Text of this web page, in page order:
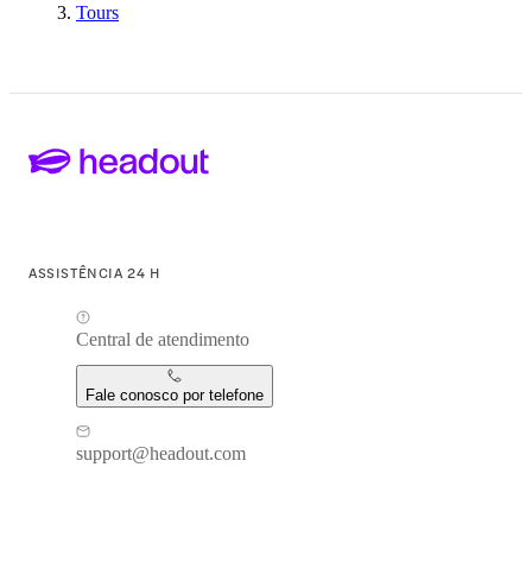
Tours
ASSISTÊNCIA 24 H
Central de atendimento
Fale conosco por telefone
support@headout.com